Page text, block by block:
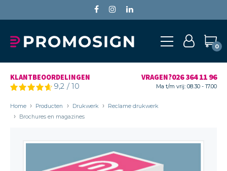
0
KLANTBEOORDELINGEN
9,2 /10
VRAGEN?026 364 11 96
Ma t/m vrij: 08.30 - 17.00
Home Producten Drukwerk
Reclame drukwerk
Brochures en magazines